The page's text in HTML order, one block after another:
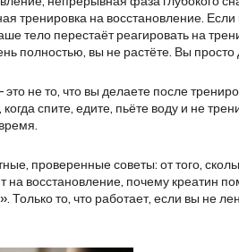
тренировка на восстановление.
тело перестаёт реагировать на
полностью, вы не растёте. Вы
не то, что вы делаете после
спите, едите, пьёте воду и не
проверенные советы: от того,
на восстановление, почему креатин
то, что работает, если вы не